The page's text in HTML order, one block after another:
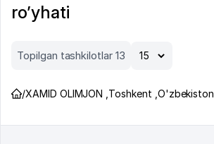
ro’yhati
Topilgan tashkilotlar 13
/XAMID OLIMJON Toshkent O'zbekiston